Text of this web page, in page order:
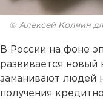
© Алексей Колчин
В России на фоне
развивается
заманивают людей
получения